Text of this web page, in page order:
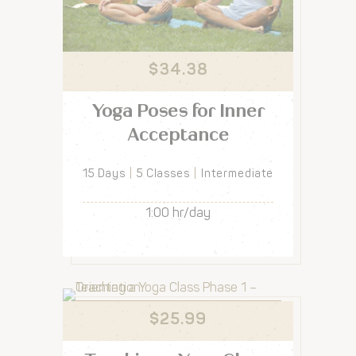
$34.38
Yoga Poses for Inner
Acceptance
15 Days 5 Classes Intermediate
1:00 hr/day
$25.99